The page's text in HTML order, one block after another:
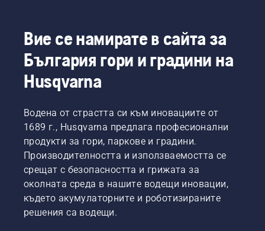
Вие се намирате в сайта за
България гори и градини на
Husqvarna
Водена от страстта си към иновациите от
1689 г., Husqvarna предлага професионални
продукти за гори, паркове и градини.
Производителността и използваемостта се
срещат с безопасността и грижата за
околната среда в нашите водещи иновации,
където акумулаторните и роботизираните
решения са водещи.